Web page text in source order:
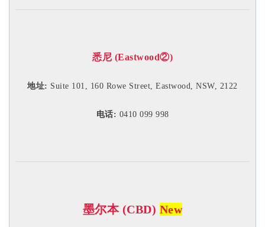
悉尼 (Eastwood②)
地址: Suite 101, 160 Rowe Street, Eastwood, NSW, 2122
电话: 0410 099 998
墨尔本 (CBD) New